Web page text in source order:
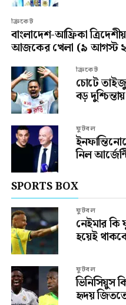
ক্রিকেট
বাংলাদেশ-আফ্রিকা
আজকের খেলা (৯ আগস্ট
ক্রিকেট
চোটে
বড়
ফুটবল
নিল
SPORTS BOX
ফুটবল
নেইমার
হয়েই
ফুটবল
ভিনিসিয়ুস
হৃদয়